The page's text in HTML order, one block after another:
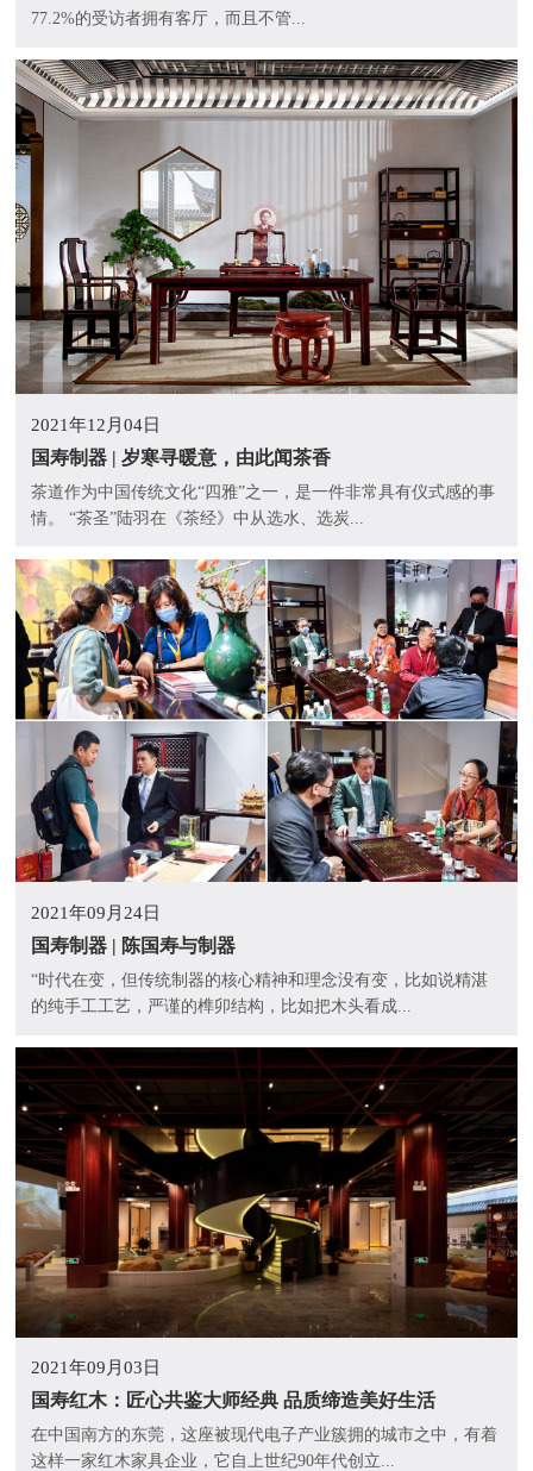
77.2%的受访者拥有客厅，而且不管...
2021年12月04日
国寿制器 | 岁寒寻暖意，由此闻茶香
茶道作为中国传统文化“四雅”之一，是一件非常具有仪式感的事
情。 “茶圣”陆羽在《茶经》中从选水、选炭...
2021年09月24日
国寿制器 | 陈国寿与制器
“时代在变，但传统制器的核心精神和理念没有变，比如说精湛
的纯手工工艺，严谨的榫卯结构，比如把木头看成...
2021年09月03日
国寿红木：匠心共鉴大师经典 品质缔造美好生活
在中国南方的东莞，这座被现代电子产业簇拥的城市之中，有着
这样一家红木家具企业，它自上世纪90年代创立...